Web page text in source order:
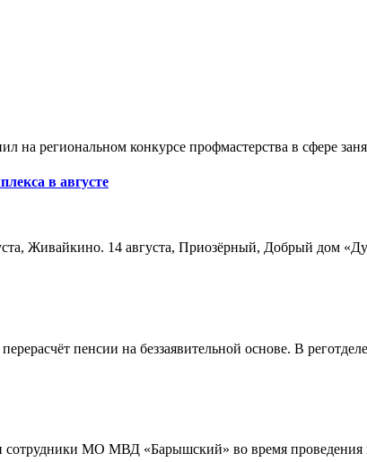
на региональном конкурсе профмастерства в сфере
в августе
Живайкино. 14 августа, Приозёрный, Добрый дом
пенсии на беззаявительной основе. В
сотрудники МО МВД «Барышский» во время проведения